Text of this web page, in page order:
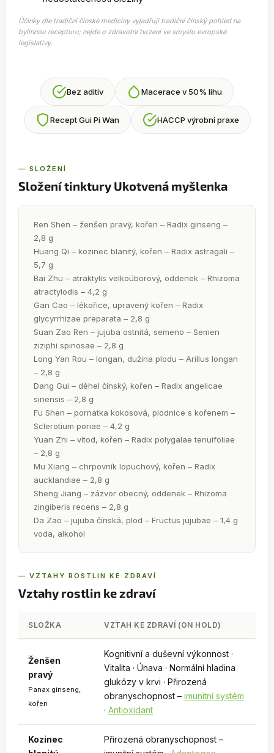
Účinky dle tradiční čínské medicíny vyjadřují tradiční čínský pohled na
bylinnou recepturu; nejde o zdravotní tvrzení ve smyslu evropské
legislativy.
Bez aditiv Macerace v 50% lihu
Recept Gui Pi Wan HACCP výrobní praxe
— SLOŽENÍ
Složení tinktury Ukotvená myšlenka
Ren Shen – ženšen pravý, kořen – Radix ginseng –
2,8 g
Huang Qi – kozinec blanitý, kořen – Radix astragali –
5,7 g
Bai Zhu – atraktylis velkoúborový, oddenek – Rhizoma
atractylodis – 4,2 g
Gan Cao – lékořice, upravený kořen – Radix
glycyrrhizae preparata – 2,8 g
Suan Zao Ren – jujuba ostnitá, semeno – Semen
ziziphi spinosae – 2,8 g
Long Yan Rou – longan, dužina plodu – Arillus longan
– 2,8 g
Dang Gui – děhel čínský, kořen – Radix angelicae
sinensis – 2,8 g
Fu Shen – pornatka kokosová, plodnice s kořenem –
Sclerotium poriae – 4,2 g
Yuan Zhi – vítod, kořen – Radix polygalae tenuifoliae
– 2,8 g
Mu Xiang – chrpovník lopuchový, kořen – Radix
aucklandiae – 2,8 g
Sheng Jiang – zázvor obecný, oddenek – Rhizoma
zingiberis recens – 2,8 g
Da Zao – jujuba čínská, plod – Fructus jujubae – 1,4 g
voda, alkohol
— VZTAHY ROSTLIN KE ZDRAVÍ
Vztahy rostlin ke zdraví
SLOŽKA VZTAH KE ZDRAVÍ (ON HOLD)
Ženšen
pravý
Panax ginseng,
kořen
Kognitivní a duševní výkonnost ·
Vitalita · Únava · Normální hladina
glukózy v krvi · Přirozená
obranyschopnost – imunitní systém
· Antioxidant
Kozinec
Přirozená obranyschopnost –